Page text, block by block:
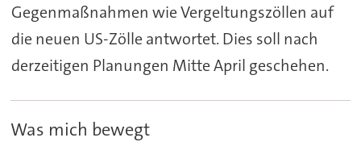
Gegenmaßnahmen wie Vergeltungszöllen auf
die neuen US-Zölle antwortet. Dies soll nach
derzeitigen Planungen Mitte April geschehen.
Was mich bewegt